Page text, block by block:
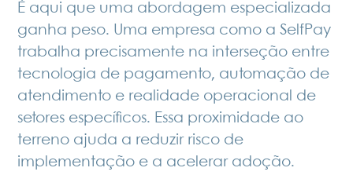
É aqui que uma abordagem especializada
ganha peso. Uma empresa como a SelfPay
trabalha precisamente na interseção entre
tecnologia de pagamento, automação de
atendimento e realidade operacional de
setores específicos. Essa proximidade ao
terreno ajuda a reduzir risco de
implementação e a acelerar adoção.